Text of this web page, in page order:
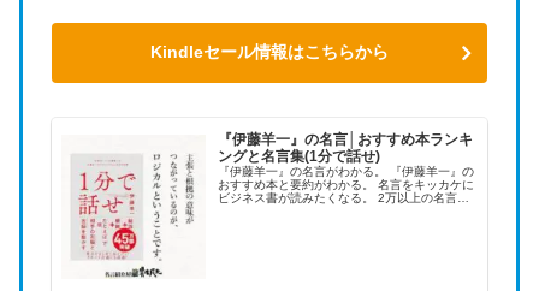
Kindleセール情報はこちらから
『伊藤羊一』の名言│おすすめ本ランキ
ングと名言集(1分で話せ)
『伊藤羊一』の名言がわかる。 『伊藤羊一』の
おすすめ本と要約がわかる。 名言をキッカケに
ビジネス書が読みたくなる。 2万以上の名言を